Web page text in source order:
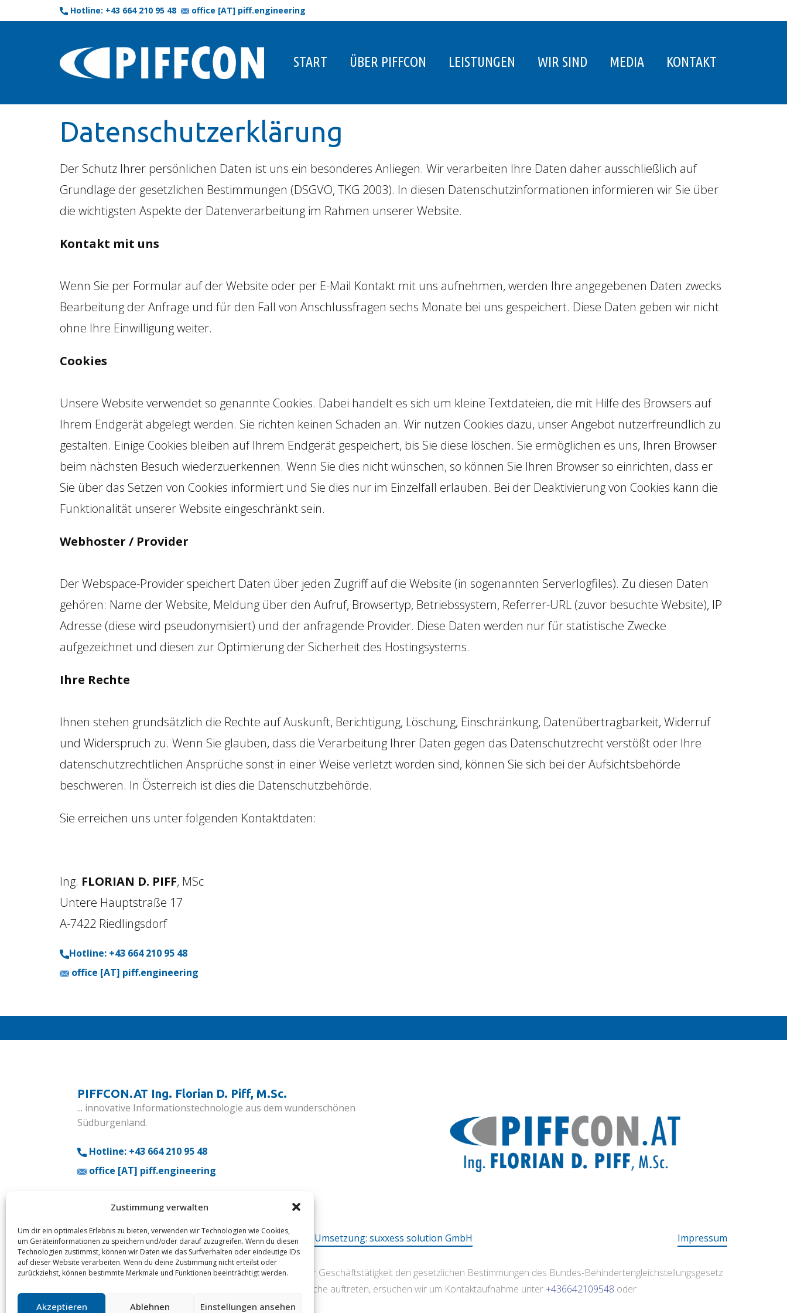
Zustimmung verwalten
Um dir ein optimales Erlebnis zu bieten, verwenden wir Technologien wie Cookies,
um Geräteinformationen zu speichern und/oder darauf zuzugreifen. Wenn du diesen
Technologien zustimmst, können wir Daten wie das Surfverhalten oder eindeutige IDs
auf dieser Website verarbeiten. Wenn du deine Zustimmung nicht erteilst oder
zurückziehst, können bestimmte Merkmale und Funktionen beeinträchtigt werden.
Akzeptieren Ablehnen Einstellungen ansehen
office [AT] piff.engineering
Hotline: +43 664 210 95 48
START ÜBER PIFFCON LEISTUNGEN WIR SIND MEDIA KONTAKT
Datenschutzerklärung
Der Schutz Ihrer persönlichen Daten ist uns ein besonderes Anliegen. Wir verarbeiten Ihre Daten daher ausschließlich auf
Grundlage der gesetzlichen Bestimmungen (DSGVO, TKG 2003). In diesen Datenschutzinformationen informieren wir Sie über
die wichtigsten Aspekte der Datenverarbeitung im Rahmen unserer Website.
Kontakt mit uns
Wenn Sie per Formular auf der Website oder per E-Mail Kontakt mit uns aufnehmen, werden Ihre angegebenen Daten zwecks
Bearbeitung der Anfrage und für den Fall von Anschlussfragen sechs Monate bei uns gespeichert. Diese Daten geben wir nicht
ohne Ihre Einwilligung weiter.
Cookies
Unsere Website verwendet so genannte Cookies. Dabei handelt es sich um kleine Textdateien, die mit Hilfe des Browsers auf
Ihrem Endgerät abgelegt werden. Sie richten keinen Schaden an. Wir nutzen Cookies dazu, unser Angebot nutzerfreundlich zu
gestalten. Einige Cookies bleiben auf Ihrem Endgerät gespeichert, bis Sie diese löschen. Sie ermöglichen es uns, Ihren Browser
beim nächsten Besuch wiederzuerkennen. Wenn Sie dies nicht wünschen, so können Sie Ihren Browser so einrichten, dass er
Sie über das Setzen von Cookies informiert und Sie dies nur im Einzelfall erlauben. Bei der Deaktivierung von Cookies kann die
Funktionalität unserer Website eingeschränkt sein.
Webhoster / Provider
Der Webspace-Provider speichert Daten über jeden Zugriff auf die Website (in sogenannten Serverlogfiles). Zu diesen Daten
gehören: Name der Website, Meldung über den Aufruf, Browsertyp, Betriebssystem, Referrer-URL (zuvor besuchte Website), IP
Adresse (diese wird pseudonymisiert) und der anfragende Provider. Diese Daten werden nur für statistische Zwecke
aufgezeichnet und diesen zur Optimierung der Sicherheit des Hostingsystems.
Ihre Rechte
Ihnen stehen grundsätzlich die Rechte auf Auskunft, Berichtigung, Löschung, Einschränkung, Datenübertragbarkeit, Widerruf
und Widerspruch zu. Wenn Sie glauben, dass die Verarbeitung Ihrer Daten gegen das Datenschutzrecht verstößt oder Ihre
datenschutzrechtlichen Ansprüche sonst in einer Weise verletzt worden sind, können Sie sich bei der Aufsichtsbehörde
beschweren. In Österreich ist dies die Datenschutzbehörde.
Sie erreichen uns unter folgenden Kontaktdaten:
Ing. FLORIAN D. PIFF, MSc
Untere Hauptstraße 17
A-7422 Riedlingsdorf
Hotline: +43 664 210 95 48
office [AT] piff.engineering
PIFFCON.AT Ing. Florian D. Piff, M.Sc.
... innovative Informationstechnologie aus dem wunderschönen
Südburgenland.
Hotline: +43 664 210 95 48
office [AT] piff.engineering
Impressum
Datenschutzerklärung Umsetzung: suxxess solution GmbH
Hinweis zur Barrierefreiheit:Wir sind bemüht bei unserer Geschäftstätigkeit den gesetzlichen Bestimmungen des Bundes-Behindertengleichstellungsgesetz
(BGStG) zu entsprechen. Sollten dennoch Fragen oder Wünsche auftreten, ersuchen wir um Kontaktaufnahme unter+436642109548 oder
barrierefreiheit@piffcon.at